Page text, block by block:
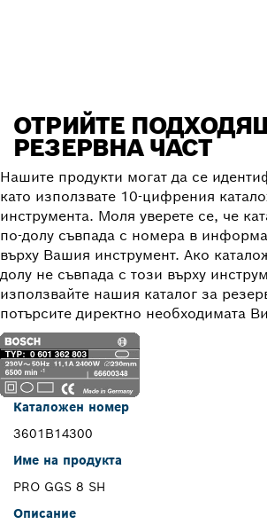
ОТРИЙТЕ
РЕЗЕРВНА ЧАСТ
Нашите продукти могат да се
като използвате 10-цифрения
инструмента. Моля уверете се, че
по-долу съвпада с номера в
върху Вашия инструмент. Ако
долу не съвпада с този върху
използвайте нашия каталог за
потърсите директно необходимата
Каталожен номер
3601B14300
Име на продукта
PRO GGS 8 SH
Описание